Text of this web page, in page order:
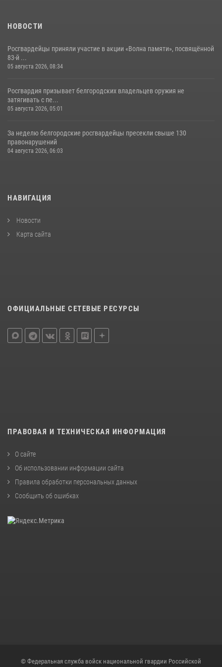
НОВОСТИ
Росгвардейцы приняли участие в акции «Волна памяти», посвящённой
83‑й ...
05 августа 2026, 08:34
Росгвардия призывает белгородских владельцев оружия не
затягивать с пе...
05 августа 2026, 05:01
За неделю белгородские росгвардейцы пресекли свыше 130
правонарушений
04 августа 2026, 06:03
НАВИГАЦИЯ
Новости
Карта сайта
ОФИЦИАЛЬНЫЕ СЕТЕВЫЕ РЕСУРСЫ
ПРАВОВАЯ И ТЕХНИЧЕСКАЯ ИНФОРМАЦИЯ
О сайте
Об использовании информации сайта
Правила обработки персональных данных
Сообщить об ошибках
© Федеральная служба войск национальной гвардии Российской